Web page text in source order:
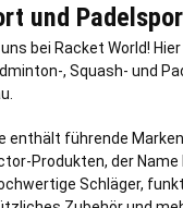
und
bei Racket World!
, Squash- und
enthält führende
Produkten, der
Schläger,